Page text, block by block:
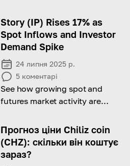
Story (IP) Rises 17% as
Spot Inflows and Investor
Demand Spike
24 липня 2025 р.
5 коментарі
See how growing spot and
futures market activity are
climb.
Прогноз ціни Chiliz coin
(CHZ): скільки він коштує
зараз?